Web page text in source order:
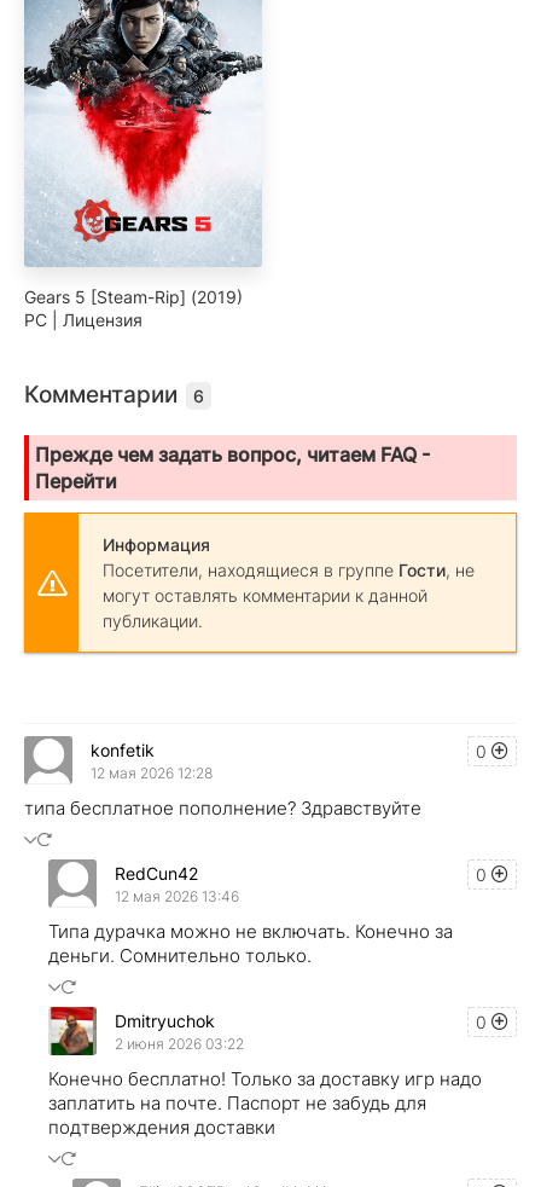
Gears 5 [Steam-Rip] (2019)
PC | Лицензия
Комментарии 6
Прежде чем задать вопрос, читаем FAQ -
Перейти
Информация
Посетители, находящиеся в группе Гости, не
могут оставлять комментарии к данной
публикации.
0
konfetik
12 мая 2026 12:28
типа бесплатное пополнение? Здравствуйте
0
RedCun42
12 мая 2026 13:46
Типа дурачка можно не включать. Конечно за
деньги. Сомнительно только.
0
Dmitryuchok
2 июня 2026 03:22
Конечно бесплатно! Только за доставку игр надо
заплатить на почте. Паспорт не забудь для
подтверждения доставки